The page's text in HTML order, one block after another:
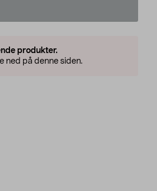
produkter.
ned på denne siden.